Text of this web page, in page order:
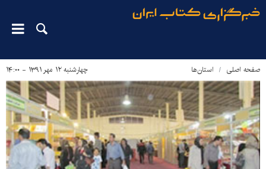
صفحه اصلی استان‌ها چهارشنبه ۱۲ مهر ۱۳۹۱ - ۱۴:۰۰